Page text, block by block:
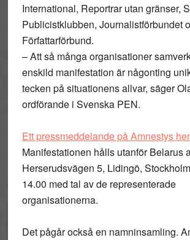
International, Reportrar utan gränser,
Publicistklubben, Journalistförbundet
Författarförbund.
– Att så många organisationer
enskild manifestation är någonting
tecken på situationens allvar, säger
ordförande i Svenska PEN.
Ett pressmeddelande på Amnestys
Manifestationen hålls utanför Belarus
Herserudsvägen 5, Lidingö,
14.00 med tal av de representerade
organisationerna.
Det pågår också en namninsamling.